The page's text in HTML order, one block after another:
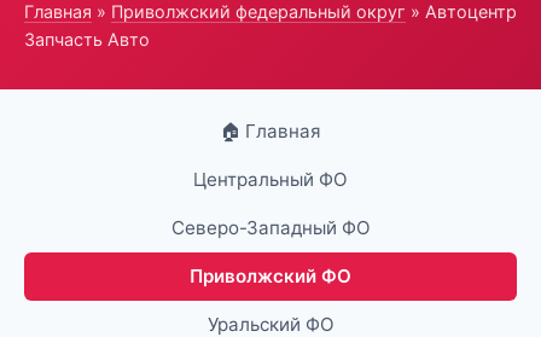
Главная » Приволжский федеральный округ » Автоцентр
Запчасть Авто
🏠 Главная
Центральный ФО
Северо-Западный ФО
Приволжский ФО
Уральский ФО